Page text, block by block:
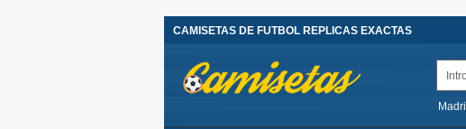
CAMISETAS DE FUTBOL REPLICAS EXACTAS